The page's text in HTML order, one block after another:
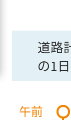
道路
の1
午前